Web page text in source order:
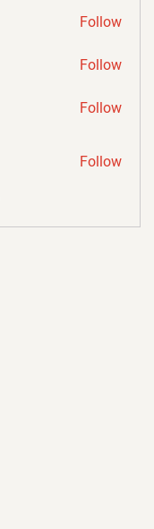
Follow
Follow
Follow
Follow